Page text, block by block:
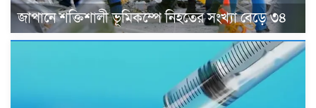
জাপানে শক্তিশালী ভূমিকম্পে নিহতের সংখ্যা বেড়ে ৩৪